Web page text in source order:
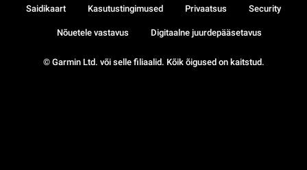
© Garmin Ltd. või selle filiaalid. Kõik õigused on kaitstud.
Saidikaart Kasutustingimused Privaatsus Security
Nõuetele vastavus Digitaalne juurdepääsetavus